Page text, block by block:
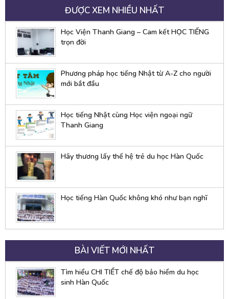
ĐƯỢC XEM NHIỀU NHẤT
Học Viện Thanh Giang – Cam kết HỌC TIẾNG
trọn đời
Phương pháp học tiếng Nhật từ A-Z cho người
mới bắt đầu
Học tiếng Nhật cùng Học viện ngoại ngữ
Thanh Giang
Hãy thương lấy thế hệ trẻ du học Hàn Quốc
Học tiếng Hàn Quốc không khó như bạn nghĩ
BÀI VIẾT MỚI NHẤT
Tìm hiểu CHI TIẾT chế độ bảo hiểm du học
sinh Hàn Quốc